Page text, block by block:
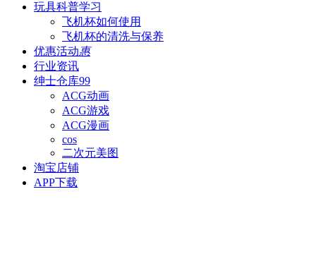
玩具科普学习
飞机杯如何使用
飞机杯的清洗与保养
优惠活动惠
行业资讯
绅士仓库99
ACG动画
ACG游戏
ACG漫画
cos
二次元美图
淘宝店铺
APP下载